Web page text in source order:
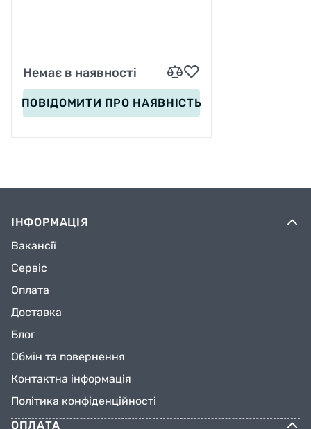
Немає в наявності
ПОВІДОМИТИ ПРО НАЯВНІСТЬ
ІНФОРМАЦІЯ
Вакансії
Сервіс
Оплата
Доставка
Блог
Обмін та повернення
Контактна інформація
Політика конфіденційності
ОПЛАТА